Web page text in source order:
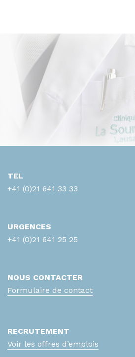
TEL
+41 (0)21 641 33 33
URGENCES
+41 (0)21 641 25 25
NOUS CONTACTER
Formulaire de contact
RECRUTEMENT
Voir les offres d’emplois